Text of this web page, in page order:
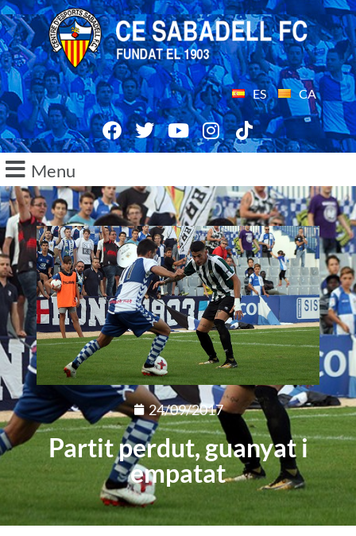
ES CA
Menu
24/09/2017
Partit perdut, guanyat i
empatat